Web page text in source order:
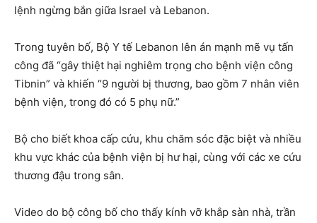
lệnh ngừng bắn giữa Israel và Lebanon.
Trong tuyên bố, Bộ Y tế Lebanon lên án mạnh mẽ vụ tấn
công đã “gây thiệt hại nghiêm trọng cho bệnh viện công
Tibnin” và khiến “9 người bị thương, bao gồm 7 nhân viên
bệnh viện, trong đó có 5 phụ nữ.”
Bộ cho biết khoa cấp cứu, khu chăm sóc đặc biệt và nhiều
khu vực khác của bệnh viện bị hư hại, cùng với các xe cứu
thương đậu trong sân.
Video do bộ công bố cho thấy kính vỡ khắp sàn nhà, trần